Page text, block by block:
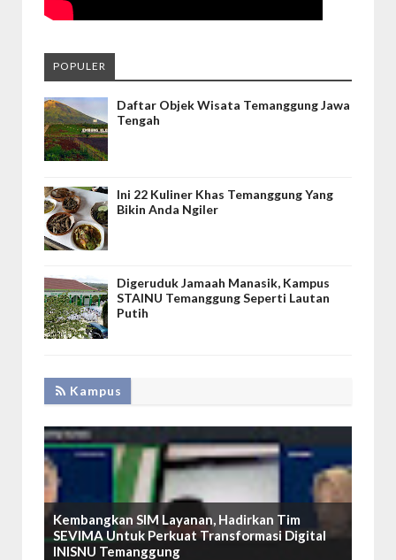
POPULER
Daftar Objek Wisata Temanggung Jawa
Tengah
Ini 22 Kuliner Khas Temanggung Yang
Bikin Anda Ngiler
Digeruduk Jamaah Manasik, Kampus
STAINU Temanggung Seperti Lautan
Putih
Kampus
Kembangkan SIM Layanan, Hadirkan Tim
SEVIMA Untuk Perkuat Transformasi Digital
INISNU Temanggung